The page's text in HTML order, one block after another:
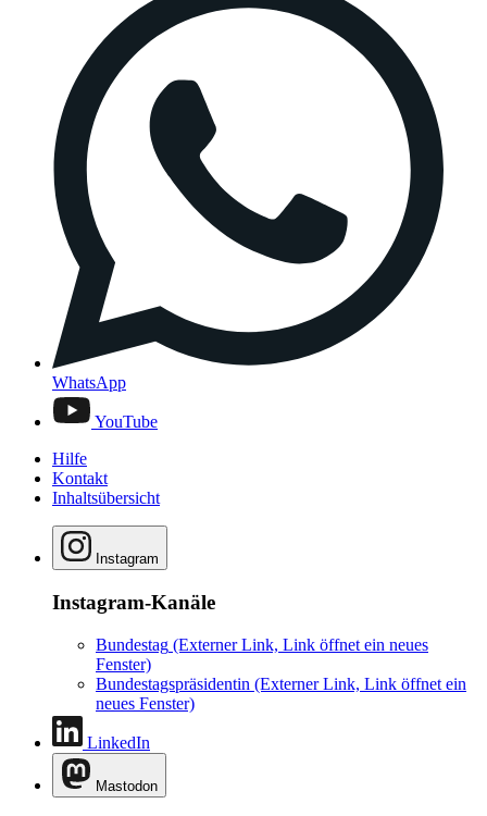
WhatsApp
YouTube
Hilfe
Kontakt
Inhaltsübersicht
Instagram
Instagram-Kanäle
Bundestag (Externer Link, Link öffnet ein neues
Fenster)
Bundestagspräsidentin (Externer Link, Link öffnet ein
neues Fenster)
LinkedIn
Mastodon